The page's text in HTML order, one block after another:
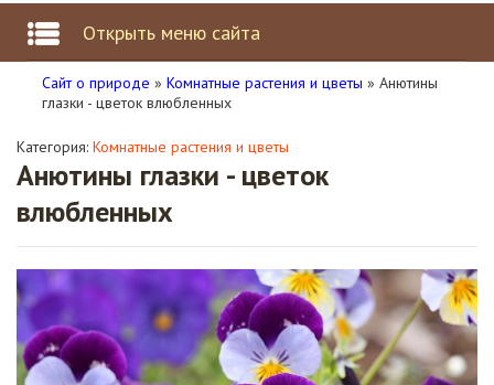
Открыть меню сайта
Сайт о природе » Комнатные растения и цветы » Анютины
глазки - цветок влюбленных
Категория: Комнатные растения и цветы
Анютины глазки - цветок
влюбленных